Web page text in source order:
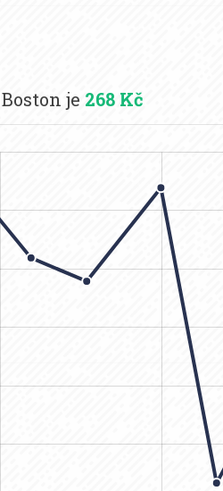
je 268 Kč